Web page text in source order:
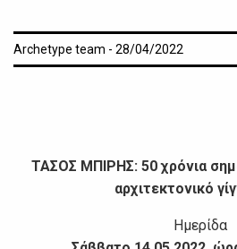
Archetype team - 28/04/2022
ΤΑΣΟΣ ΜΠΙΡΗΣ: 50 χρόνια
αρχιτεκτονικό
Ημερίδα